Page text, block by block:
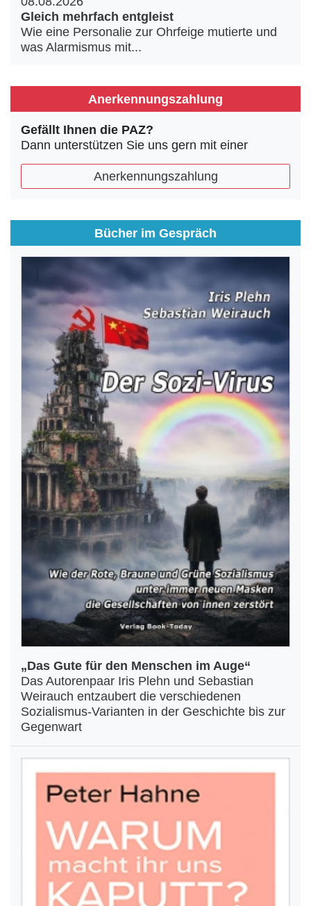
Gleich mehrfach entgleist
Wie eine Personalie zur Ohrfeige mutierte und
was Alarmismus mit...
Anerkennungszahlung
Gefällt Ihnen die PAZ?
Dann unterstützen Sie uns gern mit einer
Anerkennungszahlung
Bücher im Gespräch
„Das Gute für den Menschen im Auge“
Das Autorenpaar Iris Plehn und Sebastian
Weirauch entzaubert die verschiedenen
Sozialismus-Varianten in der Geschichte bis zur
Gegenwart